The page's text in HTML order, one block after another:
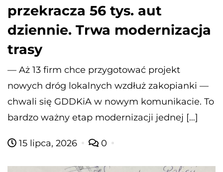
przekracza 56 tys. aut
dziennie. Trwa modernizacja
trasy
— Aż 13 firm chce przygotować projekt
nowych dróg lokalnych wzdłuż zakopianki —
chwali się GDDKiA w nowym komunikacie. To
bardzo ważny etap modernizacji jednej […]
15 lipca, 2026 0